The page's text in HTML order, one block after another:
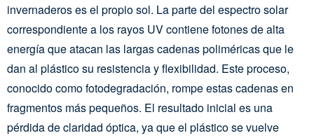
invernaderos es el propio sol. La parte del espectro solar
correspondiente a los rayos UV contiene fotones de alta
energía que atacan las largas cadenas poliméricas que le
dan al plástico su resistencia y flexibilidad. Este proceso,
conocido como fotodegradación, rompe estas cadenas en
fragmentos más pequeños. El resultado inicial es una
pérdida de claridad óptica, ya que el plástico se vuelve